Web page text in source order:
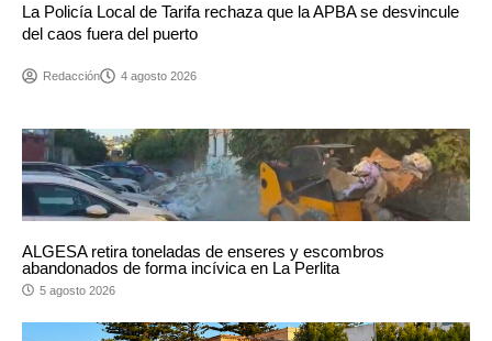
La Policía Local de Tarifa rechaza que la APBA se desvincule
del caos fuera del puerto
Redacción 4 agosto 2026
ALGESA retira toneladas de enseres y escombros
abandonados de forma incívica en La Perlita
5 agosto 2026